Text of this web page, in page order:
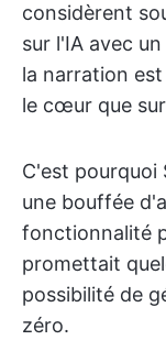
considèrent
sur l'IA avec
la narration
le cœur que
C'est pourquoi
une bouffée
fonctionnalité
promettait
possibilité de
zéro.